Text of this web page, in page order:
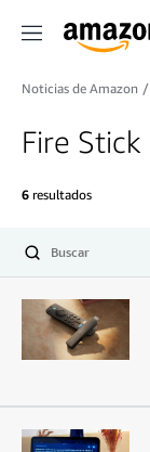
Menú
Noticias de Amazon /
Fire Stick
6 resultados
Seleccionar